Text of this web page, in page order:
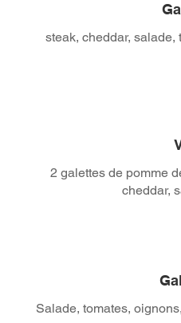
steak, cheddar,
2 galettes de pomme
cheddar,
Salade, tomates,